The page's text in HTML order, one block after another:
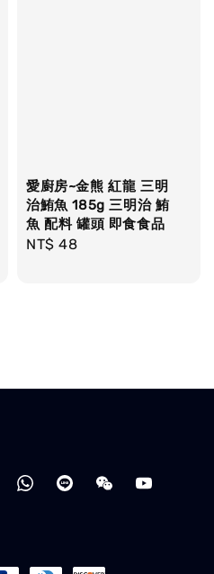
愛廚房~金熊 紅龍 三明
治鮪魚 185g 三明治 鮪
魚 配料 罐頭 即食食品
Regular
NT$ 48